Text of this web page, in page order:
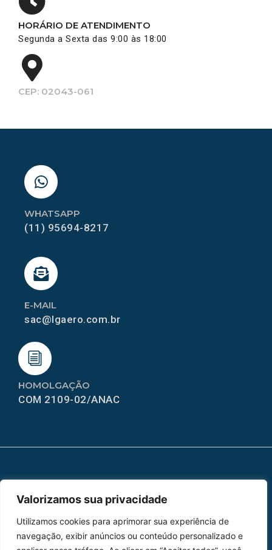
Valorizamos sua privacidade
Utilizamos cookies para aprimorar sua experiência de
navegação, exibir anúncios ou conteúdo personalizado e
HORÁRIO DE ATENDIMENTO
Segunda a Sexta das 9:00 às 18:00
CEP: 02043-061
HOMOLGAÇÃO
COM 2109-02/ANAC
E-MAIL
sac@lgaero.com.br
WHATSAPP
(11) 95694-8217
Home
Peças